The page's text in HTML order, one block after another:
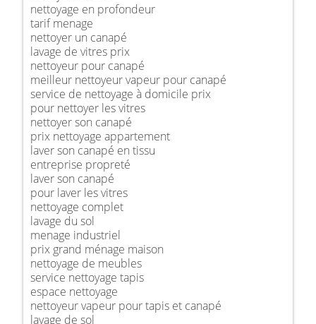
nettoyage en profondeur
tarif menage
nettoyer un canapé
lavage de vitres prix
nettoyeur pour canapé
meilleur nettoyeur vapeur pour canapé
service de nettoyage à domicile prix
pour nettoyer les vitres
nettoyer son canapé
prix nettoyage appartement
laver son canapé en tissu
entreprise propreté
laver son canapé
pour laver les vitres
nettoyage complet
lavage du sol
menage industriel
prix grand ménage maison
nettoyage de meubles
service nettoyage tapis
espace nettoyage
nettoyeur vapeur pour tapis et canapé
lavage de sol